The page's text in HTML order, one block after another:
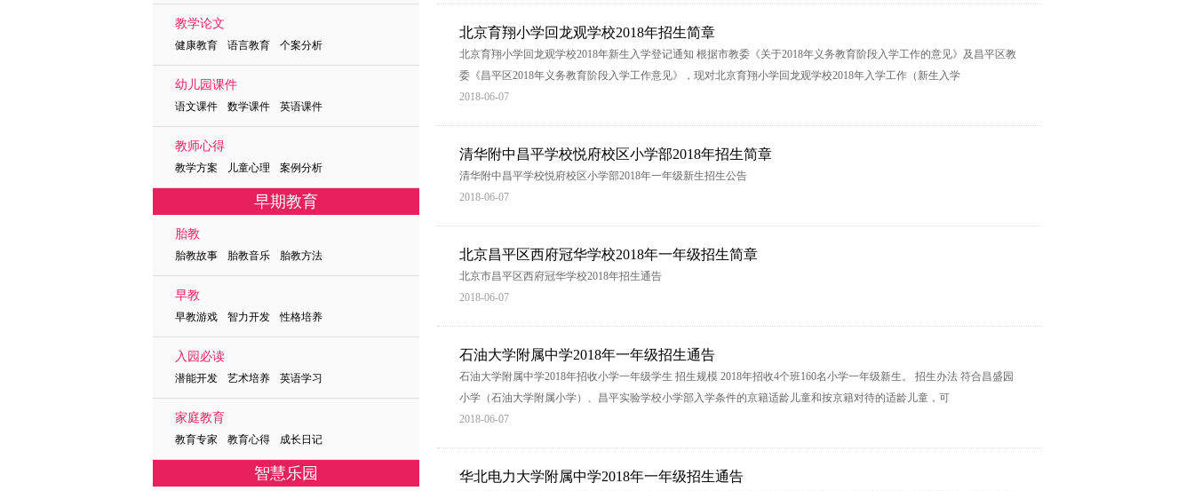
教学论文
健康教育 语言教育 个案分析
幼儿园课件
语文课件 数学课件 英语课件
教师心得
教学方案 儿童心理 案例分析
早期教育
胎教
胎教故事 胎教音乐 胎教方法
早教
早教游戏 智力开发 性格培养
入园必读
潜能开发 艺术培养 英语学习
家庭教育
教育专家 教育心得 成长日记
智慧乐园
北京育翔小学回龙观学校2018年招生简章
北京育翔小学回龙观学校2018年新生入学登记通知 根据市教委《关于2018年义务教育阶段入学工作的意见》及昌平区教
委《昌平区2018年义务教育阶段入学工作意见》，现对北京育翔小学回龙观学校2018年入学工作（新生入学
2018-06-07
清华附中昌平学校悦府校区小学部2018年招生简章
清华附中昌平学校悦府校区小学部2018年一年级新生招生公告
2018-06-07
北京昌平区西府冠华学校2018年一年级招生简章
北京市昌平区西府冠华学校2018年招生通告
2018-06-07
石油大学附属中学2018年一年级招生通告
石油大学附属中学2018年招收小学一年级学生 招生规模 2018年招收4个班160名小学一年级新生。 招生办法 符合昌盛园
小学（石油大学附属小学）、昌平实验学校小学部入学条件的京籍适龄儿童和按京籍对待的适龄儿童，可
2018-06-07
华北电力大学附属中学2018年一年级招生通告